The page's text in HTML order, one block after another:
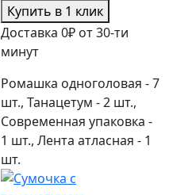
Купить в 1 клик
Доставка 0₽ от 30-ти
минут
Ромашка одноголовая - 7
шт., Танацетум - 2 шт.,
Современная упаковка -
1 шт., Лента атласная - 1
шт.